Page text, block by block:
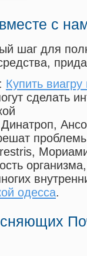
с
шаг для
Купить
сделать
одесса.